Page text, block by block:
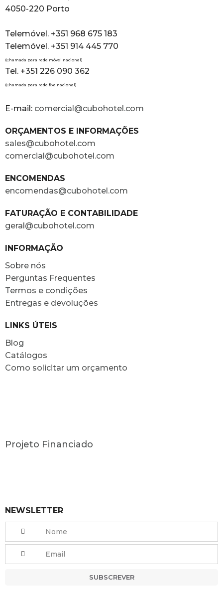
4050-220 Porto
Telemóvel. +351 968 675 183
Telemóvel. +351 914 445 770
(Chamada para rede móvel nacional)
Tel. +351 226 090 362
(Chamada para rede fixa nacional)
E-mail: comercial@cubohotel.com
ORÇAMENTOS E INFORMAÇÕES
sales@cubohotel.com
comercial@cubohotel.com
ENCOMENDAS
encomendas@cubohotel.com
FATURAÇÃO E CONTABILIDADE
geral@cubohotel.com
INFORMAÇÃO
Sobre nós
Perguntas Frequentes
Termos e condições
Entregas e devoluções
LINKS ÚTEIS
Blog
Catálogos
Como solicitar um orçamento
Projeto Financiado
NEWSLETTER
SUBSCREVER